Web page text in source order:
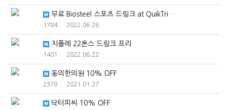
무료 Biosteel 스포츠 드링크 at QuikTri…
1784 2022.06.26
치폴레 22온스 드링크 프리
1401 2022.06.22
동의한의원 10% OFF
2370 2021.01.27
닥터피씨 10% OFF